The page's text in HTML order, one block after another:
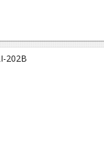
202B